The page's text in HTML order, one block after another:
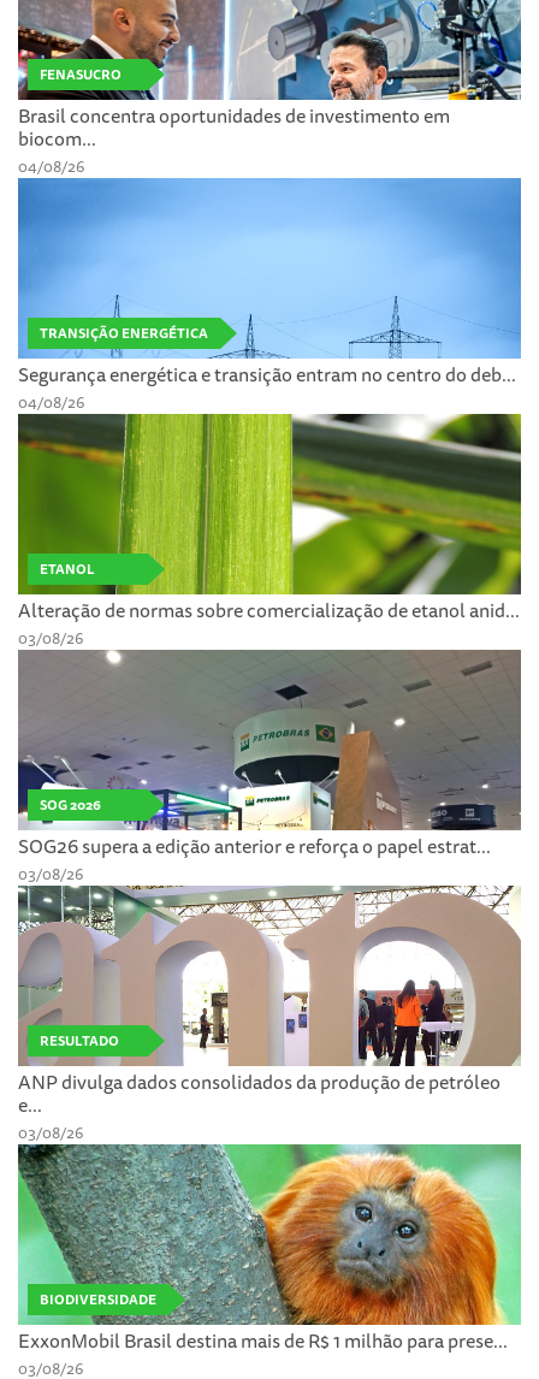
FENASUCRO
Brasil concentra oportunidades de investimento em
biocom...
04/08/26
TRANSIÇÃO ENERGÉTICA
Segurança energética e transição entram no centro do deb...
04/08/26
ETANOL
Alteração de normas sobre comercialização de etanol anid...
03/08/26
SOG 2026
SOG26 supera a edição anterior e reforça o papel estrat...
03/08/26
RESULTADO
ANP divulga dados consolidados da produção de petróleo
e...
03/08/26
BIODIVERSIDADE
ExxonMobil Brasil destina mais de R$ 1 milhão para prese...
03/08/26